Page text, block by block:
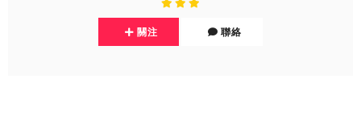
關注 聯絡